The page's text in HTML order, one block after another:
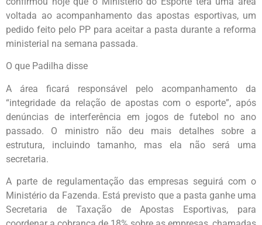
voltada ao acompanhamento das apostas esportivas, um
pedido feito pelo PP para aceitar a pasta durante a reforma
ministerial na semana passada.
O que Padilha disse
A área ficará responsável pelo acompanhamento da
“integridade da relação de apostas com o esporte”, após
denúncias de interferência em jogos de futebol no ano
passado. O ministro não deu mais detalhes sobre a
estrutura, incluindo tamanho, mas ela não será uma
secretaria.
A parte de regulamentação das empresas seguirá com o
Ministério da Fazenda. Está previsto que a pasta ganhe uma
Secretaria de Taxação de Apostas Esportivas, para